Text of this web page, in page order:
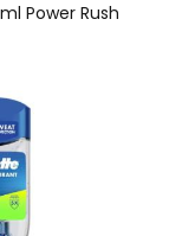
Power Rush